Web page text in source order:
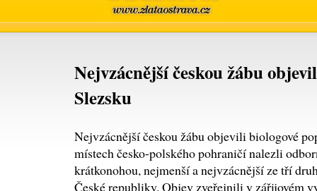
Nejvzácnější českou žábu
Slezsku
Nejvzácnější českou žábu objevili biologové
místech česko-polského pohraničí nalezli
krátkonohou, nejmenší a nejvzácnější ze tří
České republiky. Objev zveřejnili v zářijovém